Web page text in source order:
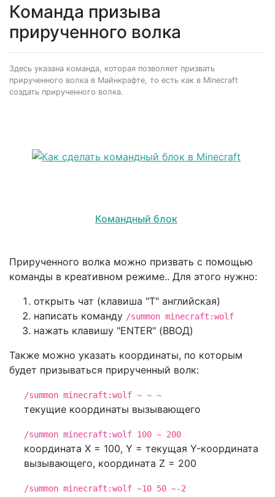
Команда призыва
прирученного волка
Здесь указана команда, которая позволяет призвать
прирученного волка в Майнкрафте, то есть как в Minecraft
создать прирученного волка.
Командный блок
Прирученного волка можно призвать с помощью
команды в креативном режиме.. Для этого нужно:
открыть чат (клавиша "T" английская)
написать команду /summon minecraft:wolf
нажать клавишу "ENTER" (ВВОД)
Также можно указать координаты, по которым
будет призываться прирученный волк:
/summon minecraft:wolf ~ ~ ~
текущие координаты вызывающего
/summon minecraft:wolf 100 ~ 200
координата X = 100, Y = текущая Y-координата
вызывающего, координата Z = 200
/summon minecraft:wolf ~10 50 ~-2